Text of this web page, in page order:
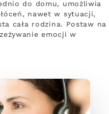
do domu, umożliwia
nawet w sytuacji,
cała rodzina. Postaw na
emocji w